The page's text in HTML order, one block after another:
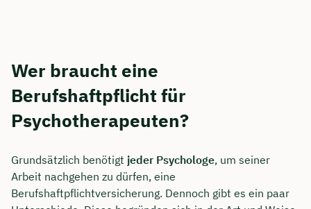
Wer braucht eine
Berufshaftpflicht für
Psychotherapeuten?
Grundsätzlich benötigt jeder Psychologe, um seiner
Arbeit nachgehen zu dürfen, eine
Berufshaftpflichtversicherung. Dennoch gibt es ein paar